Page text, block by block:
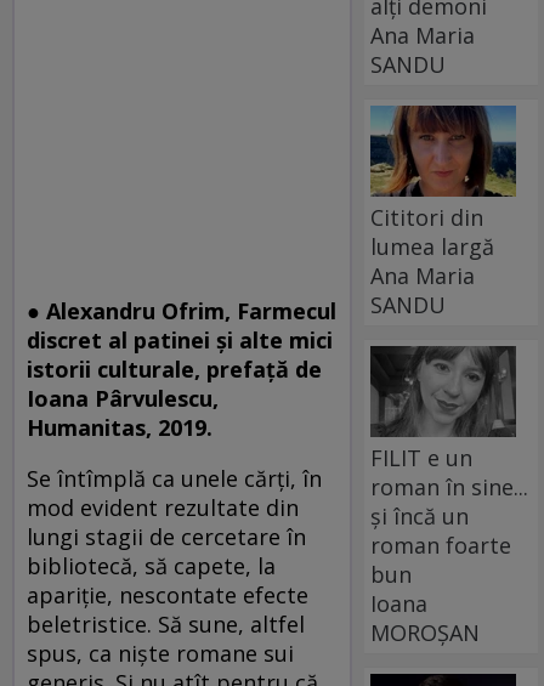
● Alexandru Ofrim, Farmecul
discret al patinei și alte mici
istorii culturale, prefață de
Ioana Pârvulescu,
Humanitas, 2019.
Se întîmplă ca unele cărți, în
mod evident rezultate din
lungi stagii de cercetare în
bibliotecă, să capete, la
apariție, nescontate efecte
beletristice. Să sune, altfel
spus, ca niște romane sui
alți demoni
Ana Maria
SANDU
Cititori din
lumea largă
Ana Maria
SANDU
FILIT e un
roman în sine...
și încă un
roman foarte
bun
Ioana
MOROȘAN